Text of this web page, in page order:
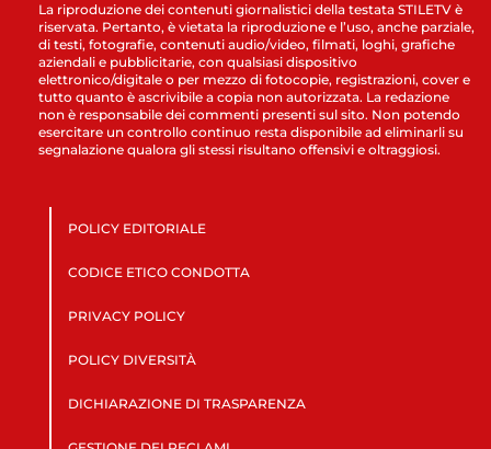
La riproduzione dei contenuti giornalistici della testata STILETV è
riservata. Pertanto, è vietata la riproduzione e l’uso, anche parziale,
di testi, fotografie, contenuti audio/video, filmati, loghi, grafiche
aziendali e pubblicitarie, con qualsiasi dispositivo
elettronico/digitale o per mezzo di fotocopie, registrazioni, cover e
tutto quanto è ascrivibile a copia non autorizzata. La redazione
non è responsabile dei commenti presenti sul sito. Non potendo
esercitare un controllo continuo resta disponibile ad eliminarli su
segnalazione qualora gli stessi risultano offensivi e oltraggiosi.
POLICY EDITORIALE
CODICE ETICO CONDOTTA
PRIVACY POLICY
POLICY DIVERSITÀ
DICHIARAZIONE DI TRASPARENZA